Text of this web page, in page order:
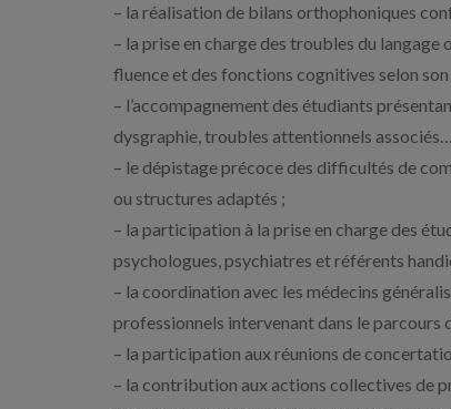
– la réalisation de bilans orthophoniques
– la prise en charge des troubles du
fluence et des fonctions cognitives selon
– l’accompagnement des étudiants
dysgraphie, troubles attentionnels
– le dépistage précoce des difficultés de
ou structures adaptés ;
– la participation à la prise en charge des
psychologues, psychiatres et référents
– la coordination avec les médecins
professionnels intervenant dans le parcours
– la participation aux réunions de
– la contribution aux actions collectives de